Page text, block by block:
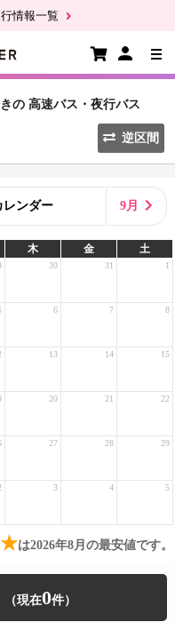
情報一覧
の 高速バス・夜行バス
逆区間
レンダー 9月
木 金 土
30 31 1
6 7 8
13 14 15
20 21 22
27 28 29
3 4 5
★は2026年8月の最安値です。
0